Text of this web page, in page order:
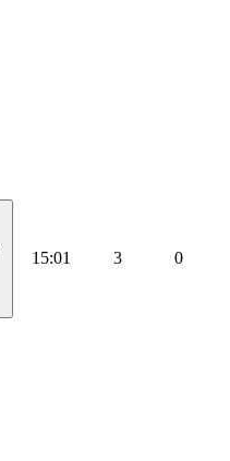
15:01 3 0